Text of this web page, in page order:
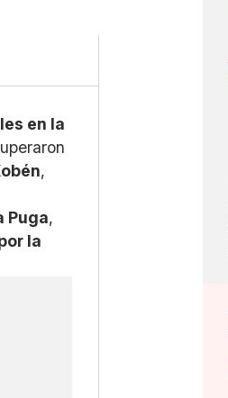
en la
,
Puga,
la